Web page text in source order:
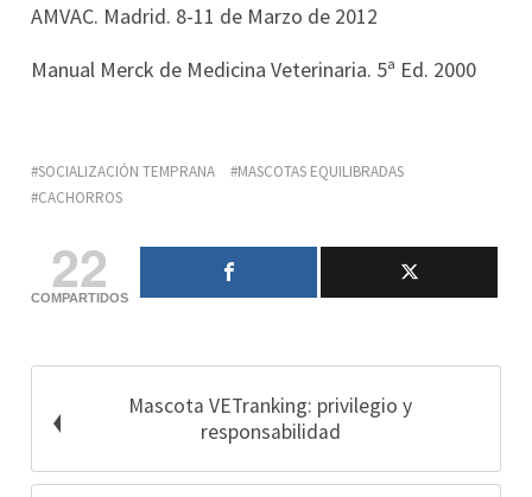
AMVAC. Madrid. 8-11 de Marzo de 2012
Manual Merck de Medicina Veterinaria. 5ª Ed. 2000
SOCIALIZACIÓN TEMPRANA
MASCOTAS EQUILIBRADAS
CACHORROS
22
COMPARTIDOS
Mascota VETranking: privilegio y
responsabilidad